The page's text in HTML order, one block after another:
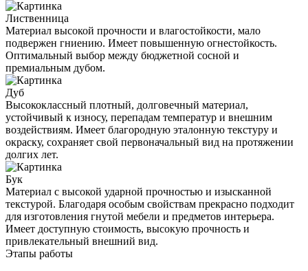
Лиственница
Материал высокой прочности и влагостойкости, мало
подвержен гниению. Имеет повышенную огнестойкость.
Оптимальный выбор между бюджетной сосной и
премиальным дубом.
Дуб
Высококлассный плотный, долговечный материал,
устойчивый к износу, перепадам температур и внешним
воздействиям. Имеет благородную эталонную текстуру и
окраску, сохраняет свой первоначальный вид на протяжении
долгих лет.
Бук
Материал с высокой ударной прочностью и изысканной
текстурой. Благодаря особым свойствам прекрасно подходит
для изготовления гнутой мебели и предметов интерьера.
Имеет доступную стоимость, высокую прочность и
привлекательный внешний вид.
Этапы работы